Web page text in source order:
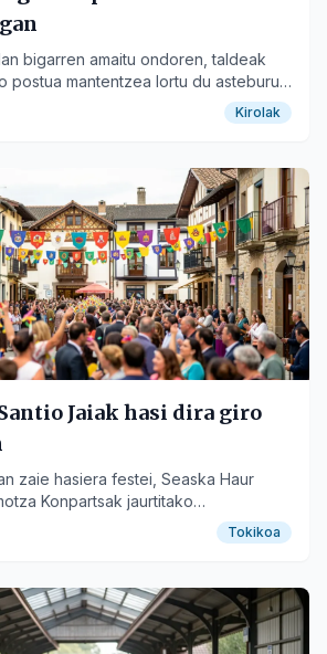
bigarren amaitu ondoren, taldeak
postua mantentzea lortu du asteburu
Kirolak
Jaiak hasi dira giro
zaie hasiera festei, Seaska Haur
Konpartsak jaurtitako
Tokikoa